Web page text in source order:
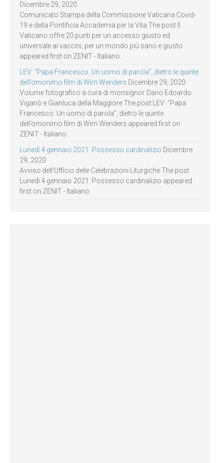
Dicembre 29, 2020
Comunicato Stampa della Commissione Vaticana Covid-
19 e della Pontificia Accademia per la Vita The post Il
Vaticano offre 20 punti per un accesso giusto ed
universale ai vaccini, per un mondo più sano e giusto
appeared first on ZENIT - Italiano.
LEV: “Papa Francesco. Un uomo di parola”, dietro le quinte
dell’omonimo film di Wim Wenders Dicembre 29, 2020
Volume fotografico a cura di monsignor Dario Edoardo
Viganò e Gianluca della Maggiore The post LEV: “Papa
Francesco. Un uomo di parola”, dietro le quinte
dell’omonimo film di Wim Wenders appeared first on
ZENIT - Italiano.
Lunedì 4 gennaio 2021: Possesso cardinalizio Dicembre
29, 2020
Avviso dell’Ufficio delle Celebrazioni Liturgiche The post
Lunedì 4 gennaio 2021: Possesso cardinalizio appeared
first on ZENIT - Italiano.